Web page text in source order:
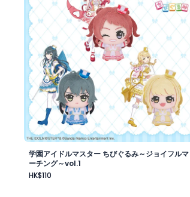
学園アイドルマスター ちびぐるみ～ジョイフルマ
ーチング～vol.1
HK$110